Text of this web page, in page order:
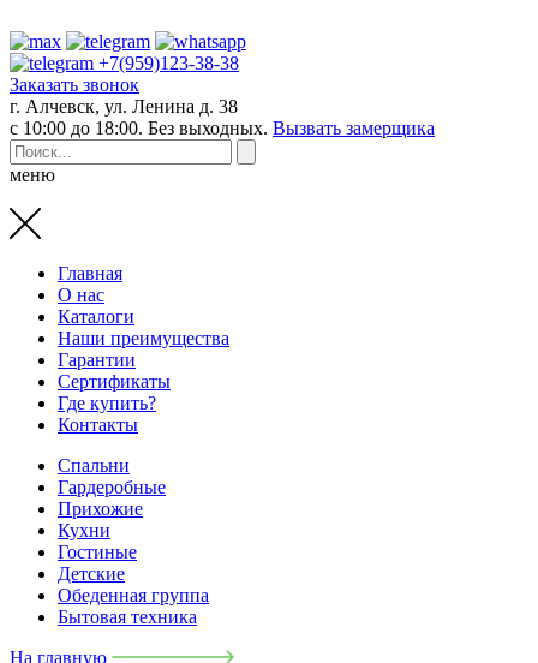
+7(959)123-38-38
Заказать звонок
г. Алчевск, ул. Ленина д. 38
с 10:00 до 18:00. Без выходных. Вызвать замерщика
меню
Главная
О нас
Каталоги
Наши преимущества
Гарантии
Сертификаты
Где купить?
Контакты
Спальни
Гардеробные
Прихожие
Кухни
Гостиные
Детские
Обеденная группа
Бытовая техника
На главную